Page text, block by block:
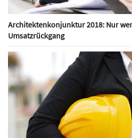
Architektenkonjunktur 2018: Nur
Umsatzrückgang